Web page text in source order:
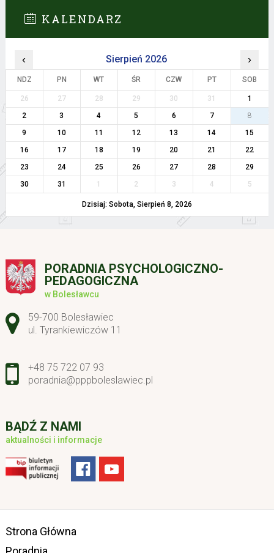
KALENDARZ
‹ Sierpień 2026 ›
NDZ PN WT ŚR CZW PT SOB
26 27 28 29 30 31
1
2
3 4 5 6 7
8
9
10 11 12 13 14
15
16
17 18 19 20 21
22
23
24 25 26 27 28
29
30
31 1 2 3 4 5
Dzisiaj: Sobota, Sierpień 8, 2026
PORADNIA PSYCHOLOGICZNO-
PEDAGOGICZNA
w Bolesławcu
Adres pocztowy:
59-700 Bolesławiec
ul. Tyrankiewiczów 11
+48 75 722 07 93
poradnia@pppboleslawiec.pl
BĄDŹ Z NAMI
aktualności i informacje
Strona Główna